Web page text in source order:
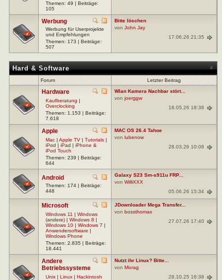
Themen: 49 | Beiträge:
105
Werbung
Werbung für Userprojekte
und Empfehlungen
Themen: 173 | Beiträge:
507
Bitte löschen
von John Jay
17.06.26 21:35
Hard & Software
Forum Letzter Beitrag
Hardware
Kaufberatung |
Overclocking
Themen: 1.153 | Beiträge:
7.618
Wlan Kamera Nachbar stört...
von joerggw
18.05.26 18:38
Apple
Mac | Apple TV | Tutorials |
iPod | iPad | iPhone &
iPod Touch
Themen: 239 | Beiträge:
644
MAC OS 26.4 Tahoe
von lubenow
28.03.26 10:08
Android
Themen: 174 | Beiträge:
448
Galaxy S23 Sm-s911u FRP...
von WilliXXX
05.06.26 15:34
Microsoft
Windows 11 | Windows
(andere) | Windows 8 |
Windows 10 | Windows 7 |
Anwendersoftware |
Windows Phone
Themen: 2.835 | Beiträge:
18.441
JDownloader Mega Transfer...
von bossthomas
27.07.26 17:40
Andere
Betriebssysteme
Unix | Linux | Hackintosh
Nutzt ihr Linux? Bitte...
von Morag
28.10.25 16:38